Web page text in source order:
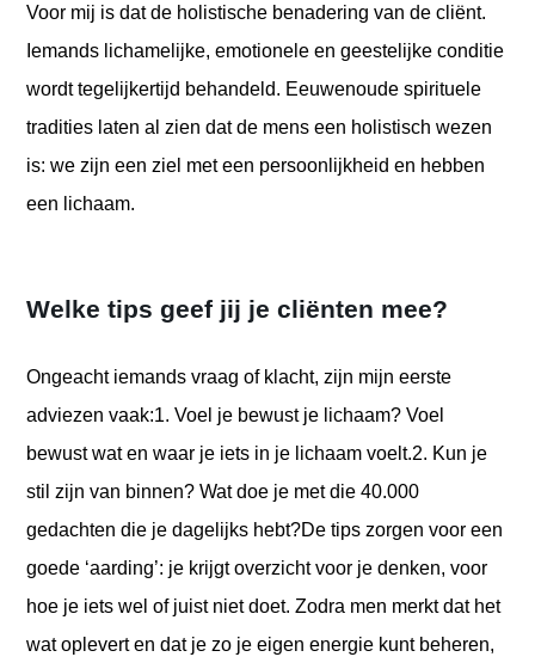
Voor mij is dat de holistische benadering van de cliënt.
Iemands lichamelijke, emotionele en geestelijke conditie
wordt tegelijkertijd behandeld. Eeuwenoude spirituele
tradities laten al zien dat de mens een holistisch wezen
is: we zijn een ziel met een persoonlijkheid en hebben
een lichaam.
Welke tips geef jij je cliënten mee?
Ongeacht iemands vraag of klacht, zijn mijn eerste
adviezen vaak:1. Voel je bewust je lichaam? Voel
bewust wat en waar je iets in je lichaam voelt.2. Kun je
stil zijn van binnen? Wat doe je met die 40.000
gedachten die je dagelijks hebt?De tips zorgen voor een
goede ‘aarding’: je krijgt overzicht voor je denken, voor
hoe je iets wel of juist niet doet. Zodra men merkt dat het
wat oplevert en dat je zo je eigen energie kunt beheren,